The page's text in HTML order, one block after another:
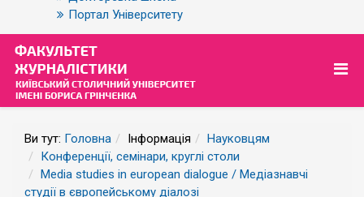
Портал Університету
Ви тут: Головна Інформація
Науковцям
Конференції, семінари, круглі столи
Media studies in european dialogue / Медіазнавчі
студії в європейському діалозі